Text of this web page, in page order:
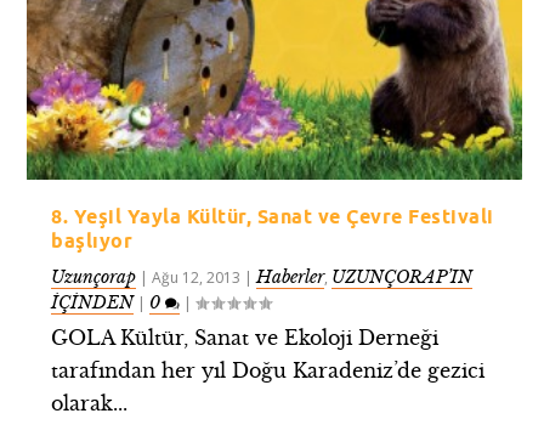
8. Yeşil Yayla Kültür, Sanat ve Çevre Festivali
başlıyor
Uzunçorap |Ağu 12, 2013 |Haberler, UZUNÇORAP’IN
İÇİNDEN| 0 |
GOLA Kültür, Sanat ve Ekoloji Derneği
tarafından her yıl Doğu Karadeniz’de gezici
olarak...